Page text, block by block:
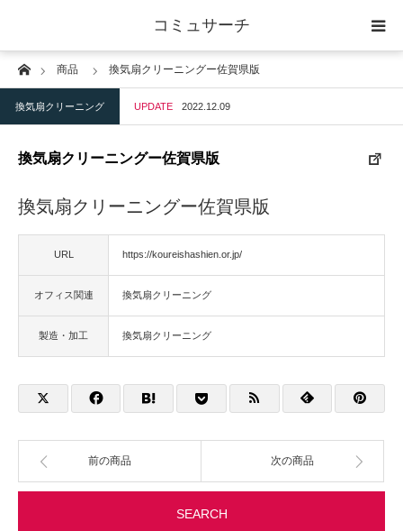
コミュサーチ
Home商品 換気扇クリーニングー佐賀県版
換気扇クリーニング UPDATE 2022.12.09
換気扇クリーニングー佐賀県版
換気扇クリーニングー佐賀県版
URL https://koureishashien.or.jp/
オフィス関連 換気扇クリーニング
製造・加工 換気扇クリーニング
前の商品 次の商品
SEARCH
ホーム
士業
店舗・建築
物流・運送